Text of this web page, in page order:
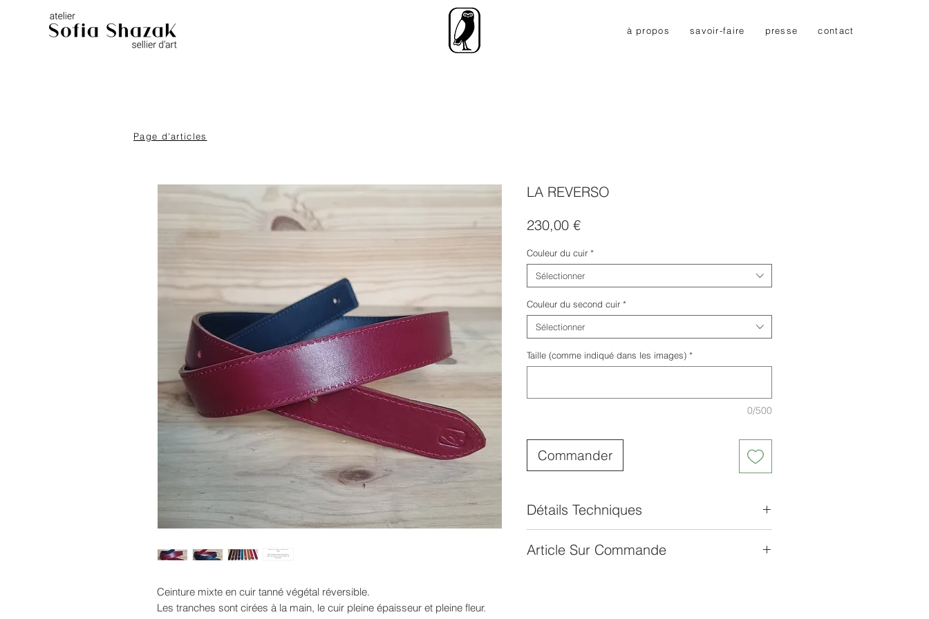
à propos savoir-faire presse contact
Ceinture mixte en cuir tanné végétal réversible.
Les tranches sont cirées à la main, le cuir pleine épaisseur et pleine fleur.
LA REVERSO
230,00 €Prix
Couleur du cuir *
Sélectionner
Couleur du second cuir *
Sélectionner
Taille (comme indiqué dans les images) *
0/500
Commander
Détails Techniques
Cuir tanné végétal premier choix
Article Sur Commande
Page d'articles